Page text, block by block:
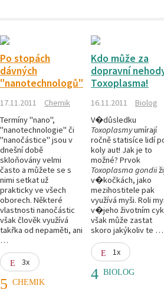
Po stopách
dávných
"nanotechnologů"
17.11.2011
Chemik
Termíny "nano",
"nanotechnologie" či
"nanočástice" jsou v
dnešní době
skloňovány velmi
často a můžete se s
nimi setkat už
prakticky ve všech
oborech. Některé
vlastnosti nanočástic
však člověk využívá
takřka od nepaměti, ani
…
3x
CHEMIK
Kdo může za
dopravní
Toxoplasma!
16.11.2011
Biolog
V�důsledku
Toxoplasmyumírají
ročně statisíce lidí
koly aut! Jak je to
možné? Prvok
Toxoplasma gondii
v�kočkách, jako
mezihostitele pak
využívá myši. Roli
v�jeho životním
však může zastat
skoro jakýkoliv te …
1x
BIOLOG